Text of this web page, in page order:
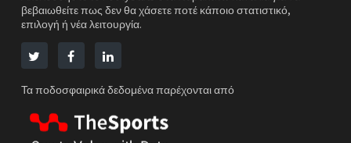
βεβαιωθείτε πως δεν θα χάσετε ποτέ κάποιο στατιστικό,
επιλογή ή νέα λειτουργία.
Τα ποδοσφαιρικά δεδομένα παρέχονται από